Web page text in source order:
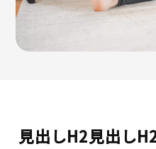
見出しH2見出し